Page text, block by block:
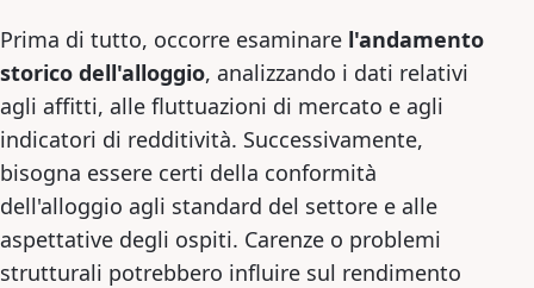
Prima di tutto, occorre esaminare l'andamento
storico dell'alloggio, analizzando i dati relativi
agli affitti, alle fluttuazioni di mercato e agli
indicatori di redditività. Successivamente,
bisogna essere certi della conformità
dell'alloggio agli standard del settore e alle
aspettative degli ospiti. Carenze o problemi
strutturali potrebbero influire sul rendimento